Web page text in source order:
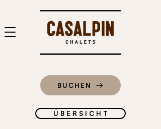
BUCHEN
Ü B E R S I C H T